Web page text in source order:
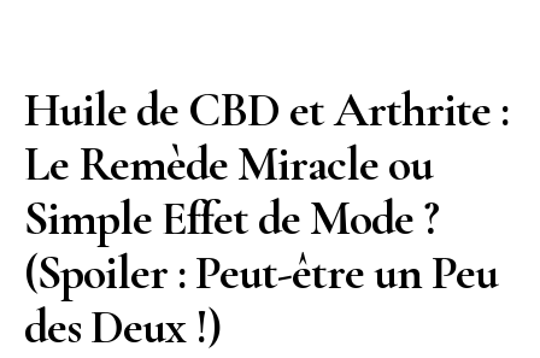
Huile de CBD et Arthrite :
Le Remède Miracle ou
Simple Effet de Mode ?
(Spoiler : Peut-être un Peu
des Deux !)